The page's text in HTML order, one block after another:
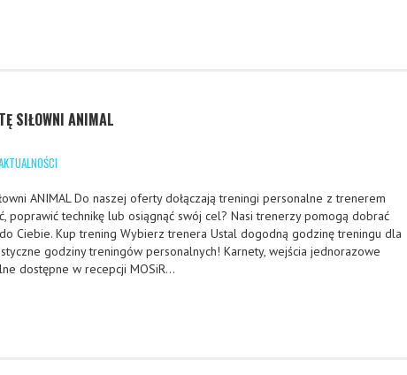
SIŁOWNI ANIMAL
ANIMAL Do naszej oferty dołączają treningi personalne z trenerem
poprawić technikę lub osiągnąć swój cel? Nasi trenerzy pomogą dobrać
Ciebie. Kup trening Wybierz trenera Ustal dogodną godzinę treningu dla
godziny treningów personalnych! Karnety, wejścia jednorazowe
dostępne w recepcji MOSiR…